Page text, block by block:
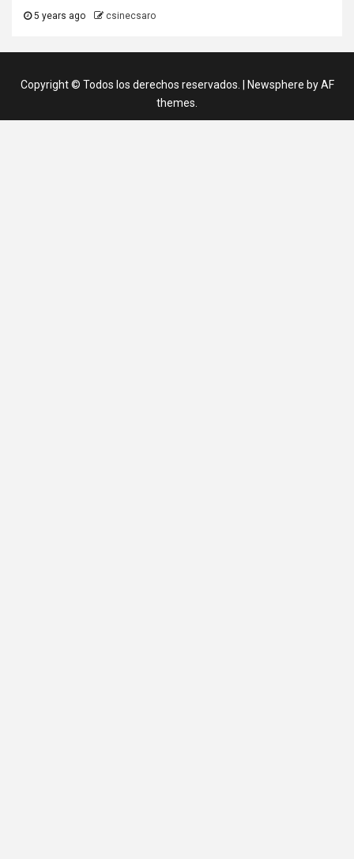
5 years ago csinecsaro
Copyright © Todos los derechos reservados. Newsphere by AF
themes.